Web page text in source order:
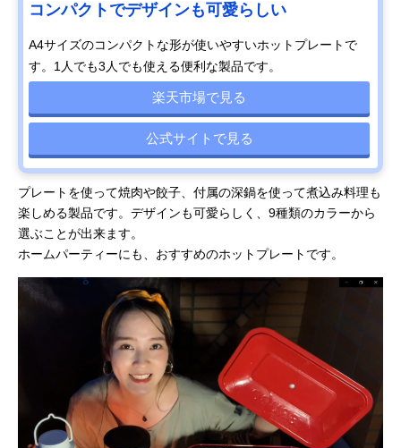
コンパクトでデザインも可愛らしい
A4サイズのコンパクトな形が使いやすいホットプレートで
す。1人でも3人でも使える便利な製品です。
楽天市場で見る
公式サイトで見る
プレートを使って焼肉や餃子、付属の深鍋を使って煮込み料理も
楽しめる製品です。デザインも可愛らしく、9種類のカラーから
選ぶことが出来ます。
ホームパーティーにも、おすすめのホットプレートです。